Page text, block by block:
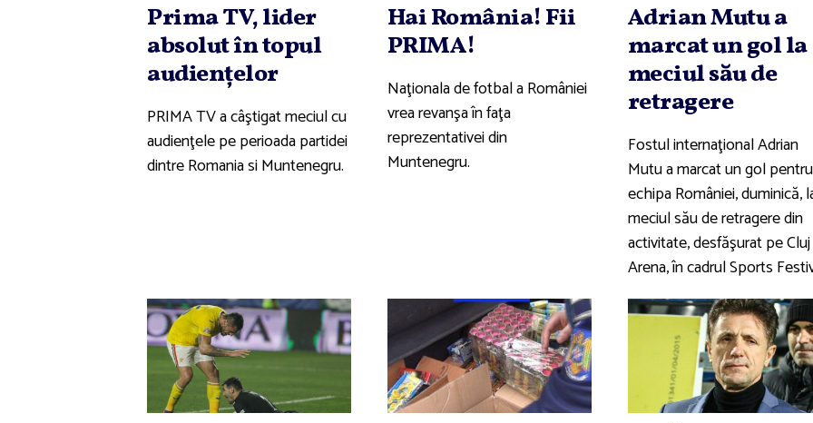
Prima TV, lider
absolut în topul
audienţelor
PRIMA TV a câştigat meciul cu
audienţele pe perioada partidei
dintre Romania si Muntenegru.
Hai România! Fii
PRIMA!
Naţionala de fotbal a României
vrea revanşa în faţa
reprezentativei din
Muntenegru.
Adrian Mutu a
marcat un gol la
meciul său de
retragere
Fostul internaţional Adrian
Mutu a marcat un gol pentru
echipa României, duminică,
meciul său de retragere din
activitate, desfăşurat pe Cluj
Arena, în cadrul Sports